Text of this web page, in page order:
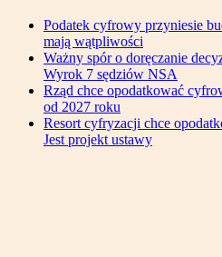
Podatek cyfrowy przyniesie
mają wątpliwości
Ważny spór o doręczanie
Wyrok 7 sędziów NSA
Rząd chce opodatkować
od 2027 roku
Resort cyfryzacji chce
Jest projekt ustawy